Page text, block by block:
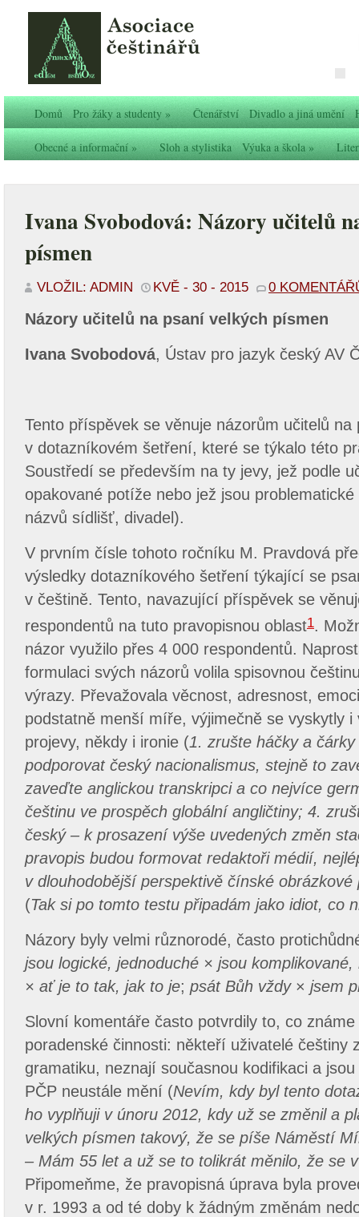
Domů Pro žáky a studenty» Čtenářství Divadlo a jiná umění
Obecné a informační» Sloh a stylistika Výuka a škola»
Ivana Svobodová: Názory učitelů
písmen
VLOŽIL: ADMIN KVĚ - 30 - 2015 0
Názory učitelů na psaní velkých písmen
Ivana Svobodová, Ústav pro jazyk český AV
Tento příspěvek se věnuje názorům učitelů
v dotazníkovém šetření, které se týkalo této
Soustředí se především na ty jevy, jež podle
opakované potíže nebo jež jsou
názvů sídlišť, divadel).
V prvním čísle tohoto ročníku M. Pravdová
výsledky dotazníkového šetření týkající se
v češtině. Tento, navazující příspěvek se
respondentů na tuto pravopisnou oblast1.
názor využilo přes 4 000 respondentů.
formulaci svých názorů volila spisovnou
výrazy. Převažovala věcnost, adresnost,
podstatně menší míře, výjimečně se vyskytly
projevy, někdy i ironie (1. zrušte háčky a
podporovat český nacionalismus, stejně to
zaveďte anglickou transkripci a co nejvíce
češtinu ve prospěch globální angličtiny; 4.
český – k prosazení výše uvedených změn
pravopis budou formovat redaktoři médií,
v dlouhodobější perspektivě čínské obrázkové
(Tak si po tomto testu připadám jako idiot, co
Názory byly velmi různorodé, často
jsou logické, jednoduché × jsou komplikované,
× ať je to tak, jak to je; psát Bůh vždy × jsem
Slovní komentáře často potvrdily to, co
poradenské činnosti: někteří uživatelé češtiny
gramatiku, neznají současnou kodifikaci a
PČP neustále mění (Nevím, kdy byl tento
ho vyplňuji v únoru 2012, kdy už se změnil a
velkých písmen takový, že se píše Náměstí
– Mám 55 let a už se to tolikrát měnilo, že se
Připomeňme, že pravopisná úprava byla
v r. 1993 a od té doby k žádným změnám